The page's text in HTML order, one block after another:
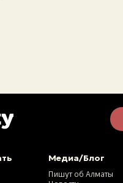
Медиа/Блог
Пишут об Алматы